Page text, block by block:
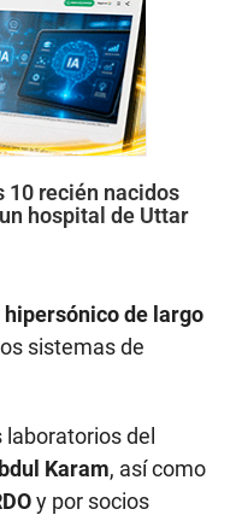
10 recién nacidos
hospital de Uttar
de largo
sistemas de
laboratorios del
Karam, así como
y por socios